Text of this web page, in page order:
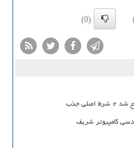
(0)
جذب
کامپیوتر شریف